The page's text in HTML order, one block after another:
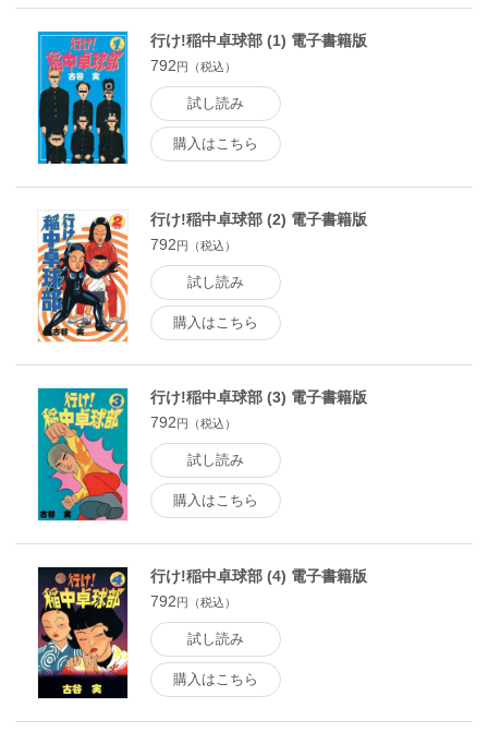
行け!稲中卓球部 (1) 電子書籍版
792円（税込）
試し読み
購入はこちら
行け!稲中卓球部 (2) 電子書籍版
792円（税込）
試し読み
購入はこちら
行け!稲中卓球部 (3) 電子書籍版
792円（税込）
試し読み
購入はこちら
行け!稲中卓球部 (4) 電子書籍版
792円（税込）
試し読み
購入はこちら